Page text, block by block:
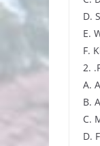
D.
E.
F.
2.
A.
B.
C.
D.